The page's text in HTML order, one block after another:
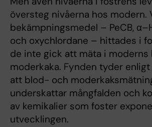
översteg nivåerna hos modern.
bekämpningsmedel – PeCB,
och oxychlordane – hittades i
de inte gick att mäta i moderns
moderkaka. Fynden tyder
att blod- och
underskattar mångfalden och
av kemikalier som foster
utvecklingen.